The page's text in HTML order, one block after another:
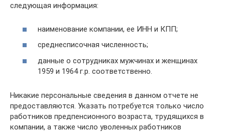
следующая информация:
наименование компании, ее ИНН и КПП;
среднесписочная численность;
данные о сотрудниках мужчинах и женщинах
1959 и 1964 г.р. соответственно.
Никакие персональные сведения в данном отчете не
предоставляются. Указать потребуется только число
работников предпенсионного возраста, трудящихся в
компании, а также число уволенных работников